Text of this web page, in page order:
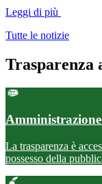
Leggi di più
Tutte le notizie
Trasparenza
La trasparenza è
possesso della